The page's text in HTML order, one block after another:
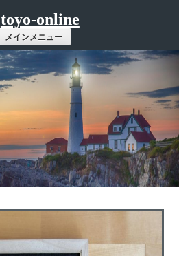
toyo-online
メインメニュー